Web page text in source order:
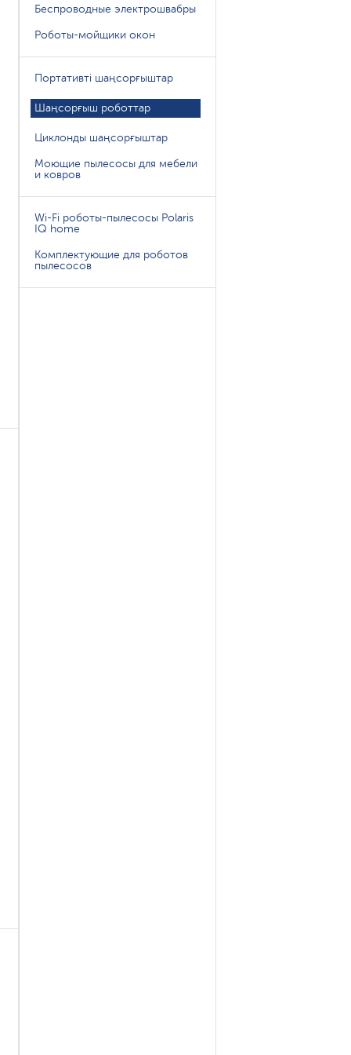
Беспроводные электрошвабры
Роботы-мойщики окон
Портативті шаңсорғыштар
Шаңсорғыш роботтар
Циклонды шаңсорғыштар
Моющие пылесосы для мебели
и ковров
Wi-Fi роботы-пылесосы Polaris
IQ home
Комплектующие для роботов
пылесосов